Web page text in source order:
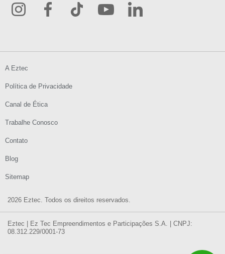
2026 Eztec. Todos os direitos reservados.
A Eztec
Política de Privacidade
Canal de Ética
Trabalhe Conosco
Contato
Blog
Sitemap
Eztec | Ez Tec Empreendimentos e Participações S.A. | CNPJ:
08.312.229/0001-73